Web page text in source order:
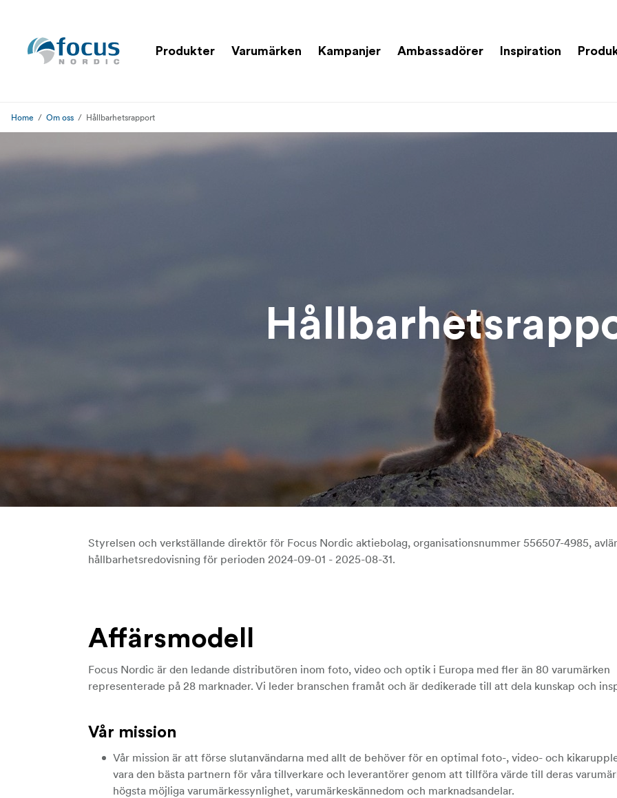
Produkter Varumärken Kampanjer Ambassadörer Inspiration
Home Om oss Hållbarhetsrapport
Styrelsen och verkställande direktör för Focus Nordic aktiebolag, organisationsnummer 556507-4985,
hållbarhetsredovisning för perioden 2024-09-01 - 2025-08-31.
Affärsmodell
Focus Nordic är den ledande distributören inom foto, video och optik i Europa med fler än 80 varumärken
representerade på 28 marknader. Vi leder branschen framåt och är dedikerade till att dela kunskap och
Vår mission
Vår mission är att förse slutanvändarna med allt de behöver för en optimal foto-, video- och
vara den bästa partnern för våra tillverkare och leverantörer genom att tillföra värde till deras
högsta möjliga varumärkessynlighet, varumärkeskännedom och marknadsandelar.